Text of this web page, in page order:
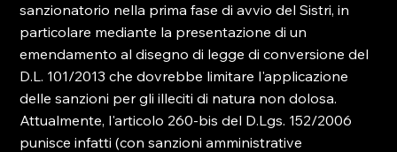
sanzionatorio nella prima fase di avvio del Sistri, in
particolare mediante la presentazione di un
emendamento al disegno di legge di conversione del
D.L. 101/2013 che dovrebbe limitare l'applicazione
delle sanzioni per gli illeciti di natura non dolosa.
Attualmente, l'articolo 260-bis del D.Lgs. 152/2006
punisce infatti (con sanzioni amministrative